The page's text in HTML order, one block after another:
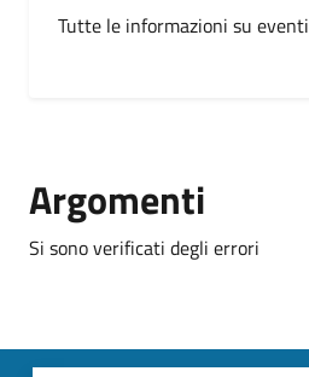
Tutte le informazioni su eventi
Argomenti
Si sono verificati degli errori